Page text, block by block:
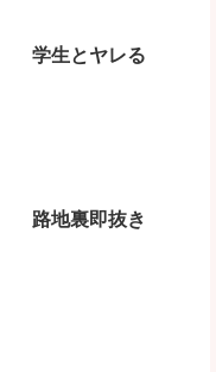
学生とヤレる
路地裏即抜き